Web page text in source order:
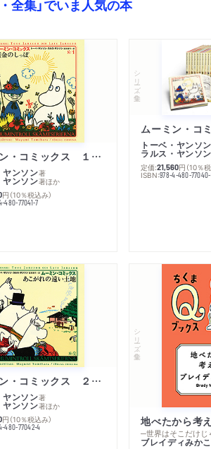
全集」でいま人気の本
ムーミン・コミックス １ 黄金のしっぽ
ヤンソン著
ヤンソン著ほか
円 （10％税込み）
480-77041-7
シリーズ・全集
トーベ・ヤンソン
ラルス・ヤンソン
定価:21,560円 （10％
ISBN:978-4-480-
ムーミン・コミックス ２ あこがれの遠い土地
ヤンソン著
ヤンソン著ほか
円 （10％税込み）
480-77042-4
シリーズ・全集
地べたから考
─世界はそこだけじ
ブレイディみかこ